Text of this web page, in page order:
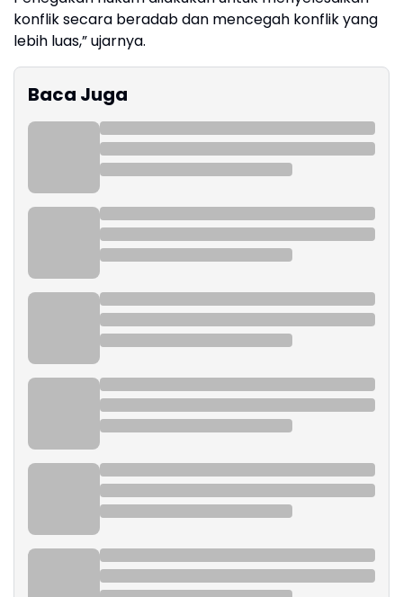
konflik secara beradab dan mencegah konflik yang
lebih luas,” ujarnya.
Baca Juga